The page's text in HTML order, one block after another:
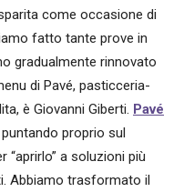
come occasione di
fatto tante prove in
gradualmente rinnovato
di Pavé, pasticceria-
è Giovanni Giberti. Pavé
proprio sul
“aprirlo” a soluzioni più
Abbiamo trasformato il